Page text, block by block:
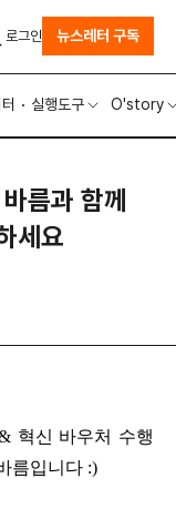
실행도구 O'story
로그인 뉴스레터 구독
름과 함께
세요
혁신 바우처 수행
름입니다 :)